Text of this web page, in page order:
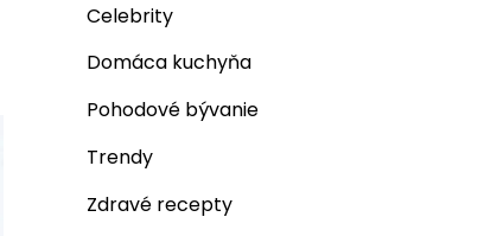
Celebrity
Domáca kuchyňa
Pohodové bývanie
Trendy
Zdravé recepty